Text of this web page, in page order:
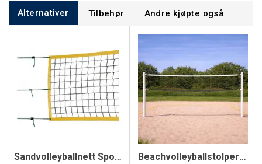
Alternativer Tilbehør Andre kjøpte også
Sandvolleyballnett Sport-Thieme Comfort Beachvolleyballstolper med nett